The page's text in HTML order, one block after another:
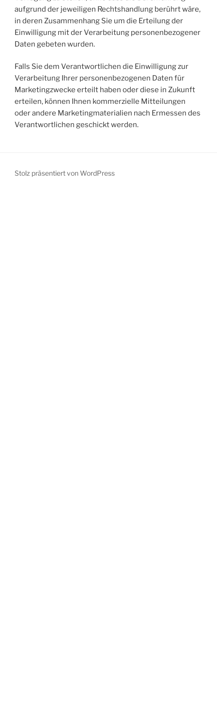
aufgrund der jeweiligen Rechtshandlung berührt wäre,
in deren Zusammenhang Sie um die Erteilung der
Einwilligung mit der Verarbeitung personenbezogener
Daten gebeten wurden.
Falls Sie dem Verantwortlichen die Einwilligung zur
Verarbeitung Ihrer personenbezogenen Daten für
Marketingzwecke erteilt haben oder diese in Zukunft
erteilen, können Ihnen kommerzielle Mitteilungen
oder andere Marketingmaterialien nach Ermessen des
Verantwortlichen geschickt werden.
Stolz präsentiert von WordPress